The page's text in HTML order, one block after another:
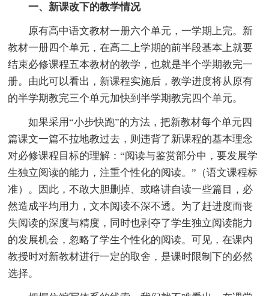
一、新课改下的教学情况
原有高中语文教材一册六个单元，一学期上完。新
教材一册四个单元，在高二上学期的前半段基本上就要
结束必修课程五本教材的教学，也就是半个学期教完一
册。由此可以看出，新课程实施后，教学进度将从原有
的半学期教完三个单元加快到半学期教完四个单元。
如果采用“小步快跑”的方法，把新教材每个单元四
篇课文一篇不拉地教过去，则违背了新课程的基本理念
对必修课程目标的理解：“阅读与鉴赏部分中，要发展学
生独立阅读的能力，注重个性化的阅读。”（语文课程标
准）。因此，不敢大胆删掉、或略讲自读一些篇目，必
然造成平均用力，文本阅读不深不透。为了赶进度而丧
失阅读的深度与精度，同时也剥夺了学生独立阅读能力
的发展机会，忽略了学生个性化的阅读。可见，在课内
教授时对新教材进行一定的取舍，是课时限制下的必然
选择。